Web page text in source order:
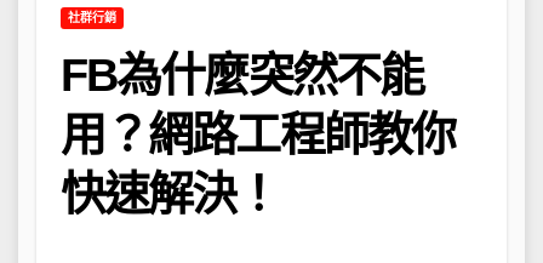
社群行銷
FB為什麼突然不能
用？網路工程師教你
快速解決！